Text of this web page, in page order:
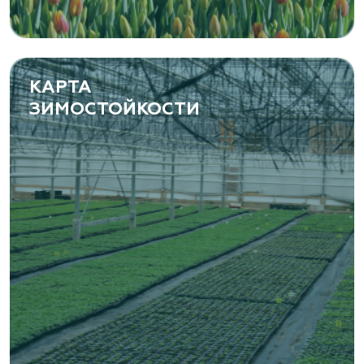
Фермерская 14 А
(8482) 650 010
www.yoly-paly.ru
«ВЕНЕВ» питомник растений
Тульская область, Венёвский р-н, село
Борщевое, улица Лесная, д. 13
8 963 224 87 99
https://www.venev1.ru/
«ВЕНЕВ» питомник растений
Тульская область, Венёвский р-н, село
Борщевое, улица Лесная, д. 13
КАРТА
ЗИМОСТОЙКОСТИ